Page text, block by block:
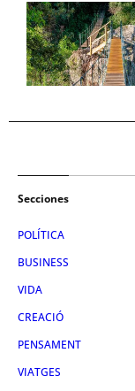
Secciones
POLÍTICA
BUSINESS
VIDA
CREACIÓ
PENSAMENT
VIATGES